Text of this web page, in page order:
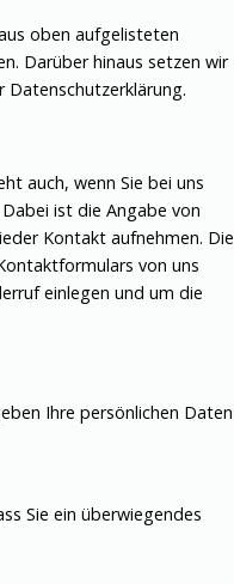
oben aufgelisteten
Darüber hinaus setzen wir
Datenschutzerklärung.
auch, wenn Sie bei uns
ist die Angabe von
Kontakt aufnehmen. Die
von uns
einlegen und um die
Ihre persönlichen Daten
Sie ein überwiegendes